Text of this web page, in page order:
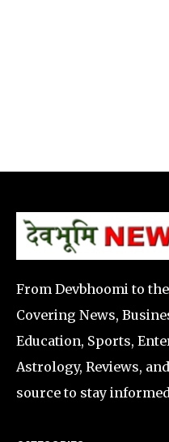
From Devbhoomi to the
Covering News,
Education, Sports,
Astrology, Reviews,
source to stay